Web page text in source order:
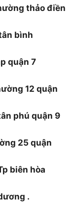
thảo điền
bình
quận 7
12 quận
phú quận 9
25 quận
biên hòa
.